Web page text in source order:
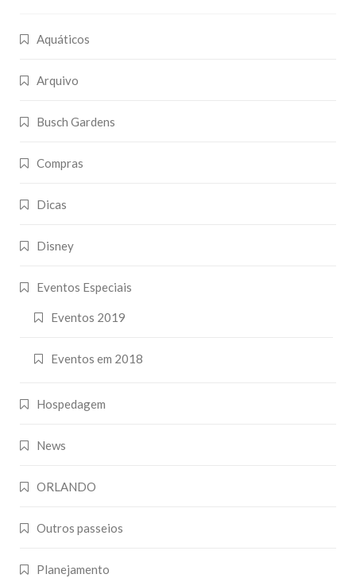
Aquáticos
Arquivo
Busch Gardens
Compras
Dicas
Disney
Eventos Especiais
Eventos 2019
Eventos em 2018
Hospedagem
News
ORLANDO
Outros passeios
Planejamento